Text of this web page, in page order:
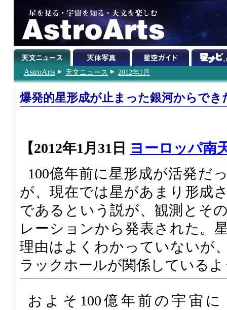
AstroArts 天文ニュース 2012年1月
爆発的星形成が止まった銀河からでき
【2012年1月31日 ヨーロッパ南
100億年前に星形成が活発だ
が、現在では星があまり形成
であるという説が、観測とそ
レーションから発表された。
理由はよくわかっていないが
ラックホールが関係している
およそ100億年前の宇宙に